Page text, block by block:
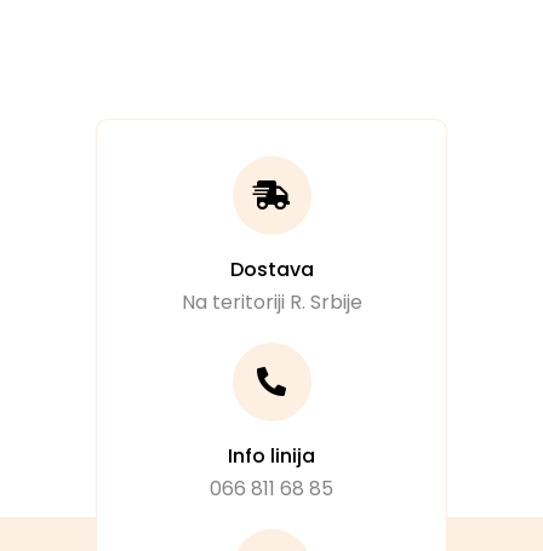
Dostava
Na teritoriji R. Srbije
Info linija
066 811 68 85